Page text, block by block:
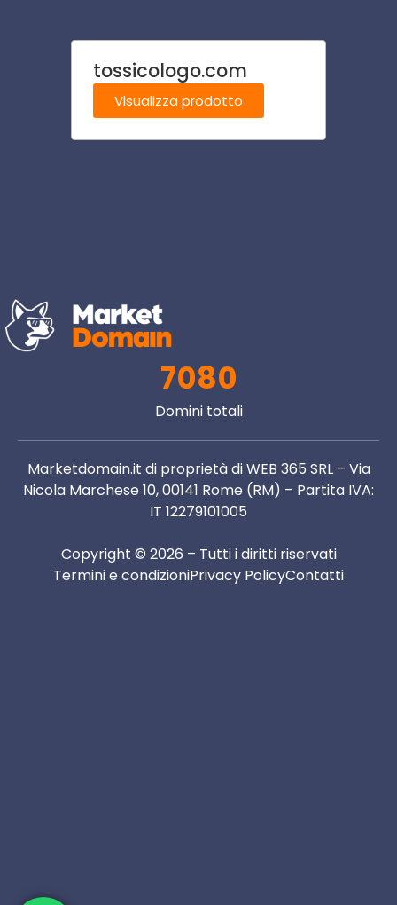
tossicologo.com
Visualizza prodotto
7080
Domini totali
Marketdomain.it di proprietà di WEB 365 SRL – Via
Nicola Marchese 10, 00141 Rome (RM) – Partita IVA:
IT 12279101005
Copyright © 2026 – Tutti i diritti riservati
Termini e condizioniPrivacy PolicyContatti